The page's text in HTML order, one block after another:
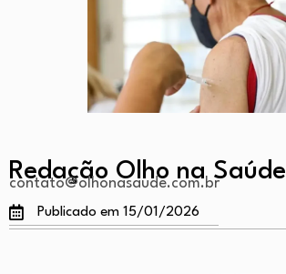
Redação Olho na Saúde
contato@olhonasaude.com.br
Publicado em 15/01/2026